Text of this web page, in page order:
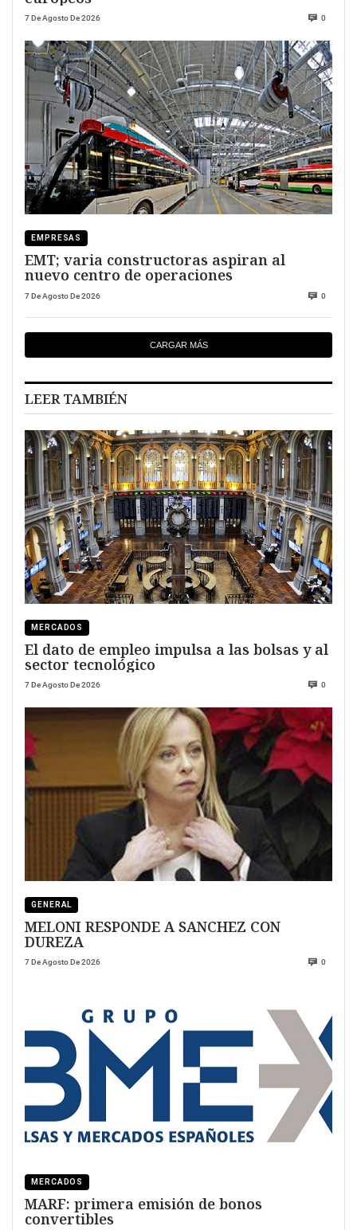
7 De Agosto De 2026 0
EMPRESAS
EMT; varia constructoras aspiran al
nuevo centro de operaciones
7 De Agosto De 2026 0
CARGAR MÁS
LEER TAMBIÉN
MERCADOS
El dato de empleo impulsa a las bolsas y al
sector tecnológico
7 De Agosto De 2026 0
GENERAL
MELONI RESPONDE A SANCHEZ CON
DUREZA
7 De Agosto De 2026 0
MERCADOS
MARF: primera emisión de bonos
convertibles